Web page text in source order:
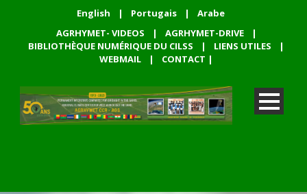
English | Portugais |
Arabe
AGRHYMET- VIDEOS
| AGRHYMET-DRIVE
|
BIBLIOTHÈQUE NUMÉRIQUE DU CILSS
| LIENS UTILES
|
WEBMAIL
| CONTACT |